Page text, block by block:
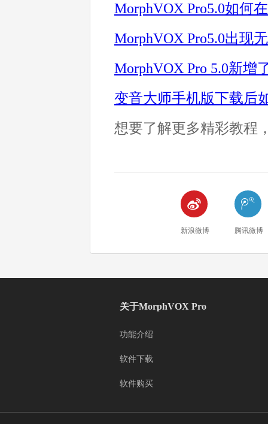
MorphVOX Pro5.0如何
MorphVOX Pro5.0出现
MorphVOX Pro 5.0新增
变音大师手机版下载后
想要了解更多精彩教程

新浪微博

腾讯微博
关于MorphVOX Pro
功能介绍
软件下载
软件购买